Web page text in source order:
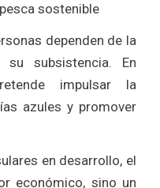
sostenible
dependen de la
su subsistencia. En
impulsar la
azules y promover
en desarrollo, el
económico, sino un